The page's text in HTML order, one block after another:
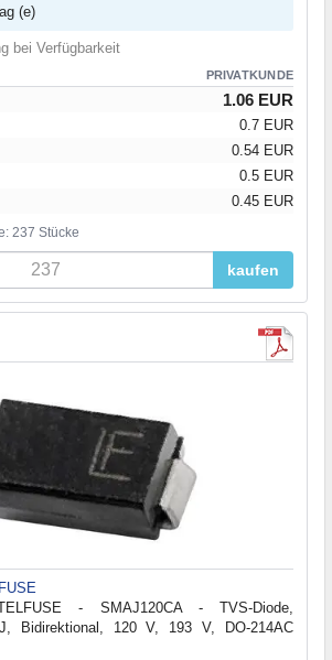
(e)
bei Verfügbarkeit
PRIVATKUNDE
1.06 EUR
0.7 EUR
0.54 EUR
0.5 EUR
0.45 EUR
237 Stücke
kaufen
- SMAJ120CA - TVS-Diode,
Bidirektional, 120 V, 193 V, DO-214AC